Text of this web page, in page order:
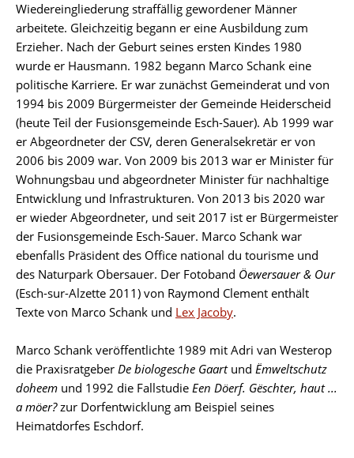
Wiedereingliederung straffällig gewordener Männer
arbeitete. Gleichzeitig begann er eine Ausbildung zum
Erzieher. Nach der Geburt seines ersten Kindes 1980
wurde er Hausmann. 1982 begann Marco Schank eine
politische Karriere. Er war zunächst Gemeinderat und von
1994 bis 2009 Bürgermeister der Gemeinde Heiderscheid
(heute Teil der Fusionsgemeinde Esch-Sauer). Ab 1999 war
er Abgeordneter der CSV, deren Generalsekretär er von
2006 bis 2009 war. Von 2009 bis 2013 war er Minister für
Wohnungsbau und abgeordneter Minister für nachhaltige
Entwicklung und Infrastrukturen. Von 2013 bis 2020 war
er wieder Abgeordneter, und seit 2017 ist er Bürgermeister
der Fusionsgemeinde Esch-Sauer. Marco Schank war
ebenfalls Präsident des Office national du tourisme und
des Naturpark Obersauer. Der Fotoband Öewersauer & Our
(Esch-sur-Alzette 2011) von Raymond Clement enthält
Texte von Marco Schank und Lex Jacoby.
Marco Schank veröffentlichte 1989 mit Adri van Westerop
die Praxisratgeber De biologesche Gaartund Ëmweltschutz
doheem und 1992 die Fallstudie Een Döerf. Gëschter, haut ...
a möer?zur Dorfentwicklung am Beispiel seines
Heimatdorfes Eschdorf.